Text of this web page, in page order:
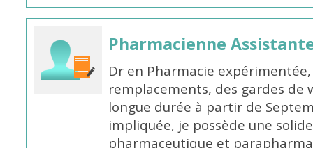
Pharmacienne
Dr en Pharmacie
remplacements, des gardes de
longue durée à partir de
impliquée, je possède une
pharmaceutique et